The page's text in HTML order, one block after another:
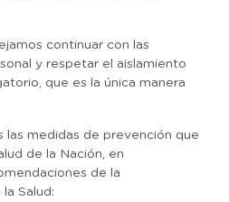
continuar con las
y respetar el aislamiento
que es la única manera
las medidas de prevención que
de la Nación, en
de la
Salud: